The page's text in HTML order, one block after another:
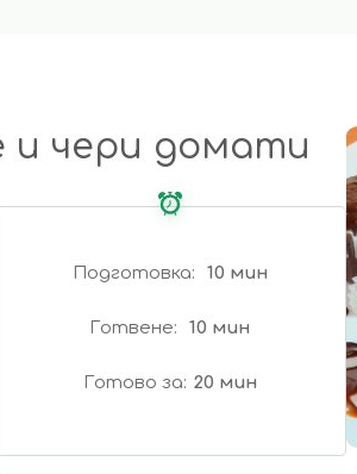
и чери домати
Подготовка 10 мин
Готвене 10 мин
Готово за 20 мин